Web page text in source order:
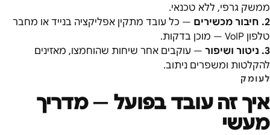
ממשק גרפי, ללא טכנאי.
2
. חיבור מכשירים — כל עובד מתקין אפליקציה בנייד או מחבר
טלפון VoIP — מוכן בדקות.
3
. ניטור ושיפור — עוקבים אחר שיחות שהוחמצו, מאזינים
להקלטות ומשפרים ניתוב.
לעומק
איך זה עובד בפועל — מדריך
מעשי